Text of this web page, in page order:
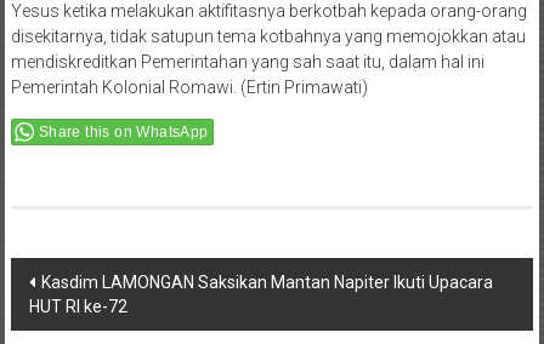
Yesus ketika melakukan aktifitasnya berkotbah kepada orang-orang
disekitarnya, tidak satupun tema kotbahnya yang memojokkan atau
mendiskreditkan Pemerintahan yang sah saat itu, dalam hal ini
Pemerintah Kolonial Romawi. (Ertin Primawati)
Share this on WhatsApp
Post
navigation
Kasdim LAMONGAN Saksikan Mantan Napiter Ikuti Upacara
HUT RI ke-72